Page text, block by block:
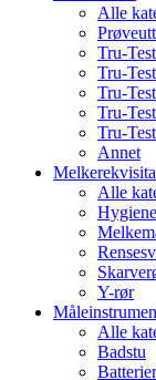
Alle
Tru-
Tru-
Tru-
Tru-
Tru-
Annet
Melkerekvisita
Alle
Y-rør
Alle
Badstu
Batterier